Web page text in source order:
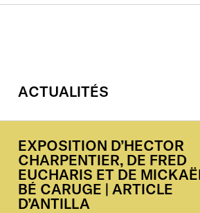
ACTUALITÉS
EXPOSITION D’HECTOR
CHARPENTIER, DE FRED
EUCHARIS ET DE
BÉ CARUGE | ARTICLE
D’ANTILLA